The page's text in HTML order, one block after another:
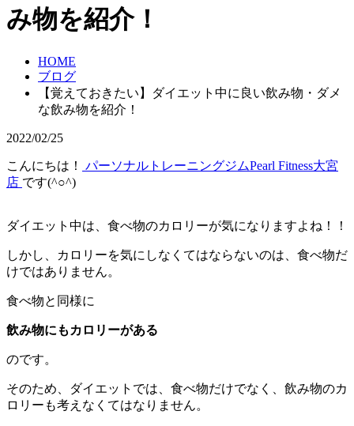
み物を紹介！
HOME
ブログ
【覚えておきたい】ダイエット中に良い飲み物・ダメ
な飲み物を紹介！
2022/02/25
こんにちは！
パーソナルトレーニングジムPearl Fitness大宮
店 です(^○^)
ダイエット中は、食べ物のカロリーが気になりますよね！！
しかし、カロリーを気にしなくてはならないのは、食べ物だ
けではありません。
食べ物と同様に
飲み物にもカロリーがある
のです。
そのため、ダイエットでは、食べ物だけでなく、飲み物のカ
ロリーも考えなくてはなりません。